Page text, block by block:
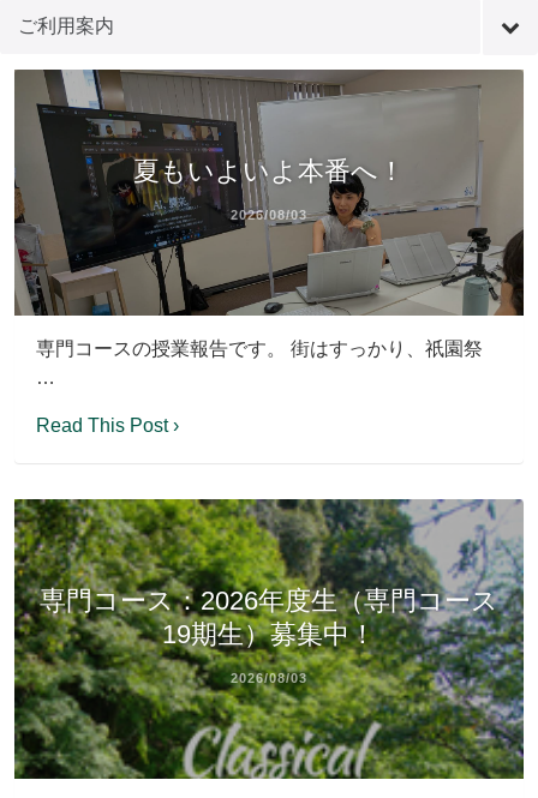
ご利用案内
夏もいよいよ本番へ！
2026/08/03
専門コースの授業報告です。 街はすっかり、祇園祭
…
Read This Post ›
専門コース：2026年度生（専門コース
19期生）募集中！
2026/08/03